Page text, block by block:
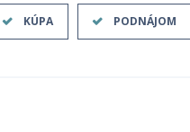
KÚPA PODNÁJOM